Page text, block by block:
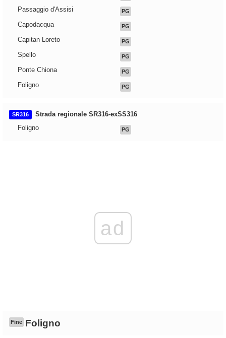
Passaggio d'Assisi PG
Capodacqua PG
Capitan Loreto PG
Spello PG
Ponte Chiona PG
Foligno PG
SR316
Strada regionale SR316-exSS316
Foligno
PG
ad
Fine Foligno